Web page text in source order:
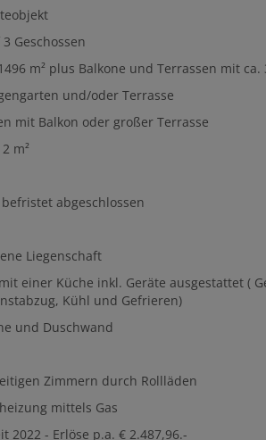
Geschossen
m² plus Balkone und Terrassen mit ca.
und/oder Terrasse
mit Balkon oder großer Terrasse
m²
abgeschlossen
Liegenschaft
einer Küche inkl. Geräte ausgestattet (
Kühl und Gefrieren)
und Duschwand
Zimmern durch Rollläden
mittels Gas
2022 - Erlöse p.a. € 2.487,96.-